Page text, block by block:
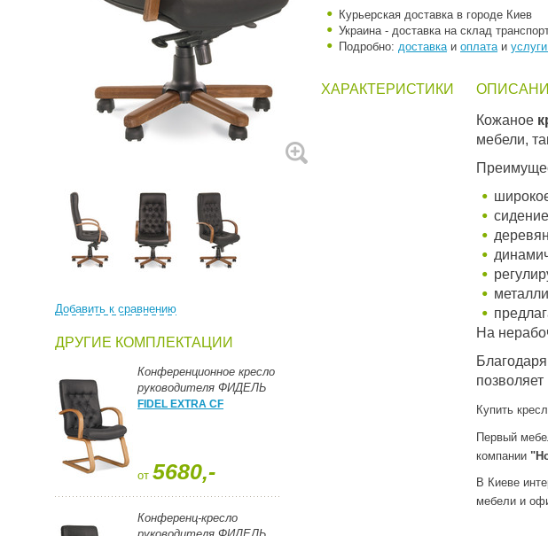
Добавить к сравнению
ДРУГИЕ КОМПЛЕКТАЦИИ
Конференционное кресло
руководителя ФИДЕЛЬ
FIDEL EXTRA CF
от 5680,-
Конференц-кресло
Курьерская доставка в городе Киев
Украина - доставка на склад
Подробно: доставкаи оплатаи
ХАРАКТЕРИСТИКИ
Кожаное
мебели,
На
Купить
Первый
компании
В Киеве
мебели и